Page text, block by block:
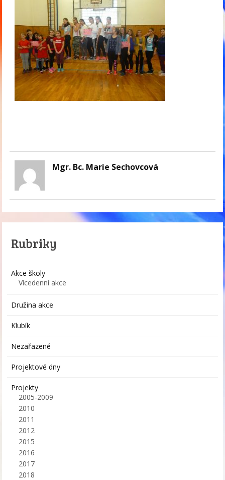
Mgr. Bc. Marie Sechovcová
Rubriky
Akce školy
Vícedenní akce
Družina akce
Klubík
Nezařazené
Projektové dny
Projekty
2005-2009
2010
2011
2012
2015
2016
2017
2018